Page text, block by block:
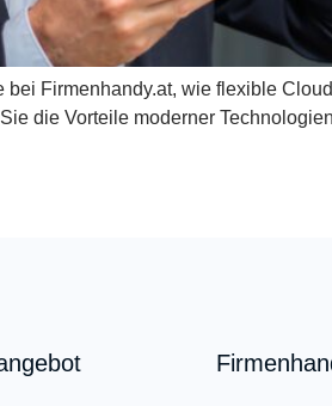
Firmenhandy.at, wie flexible
die Vorteile moderner